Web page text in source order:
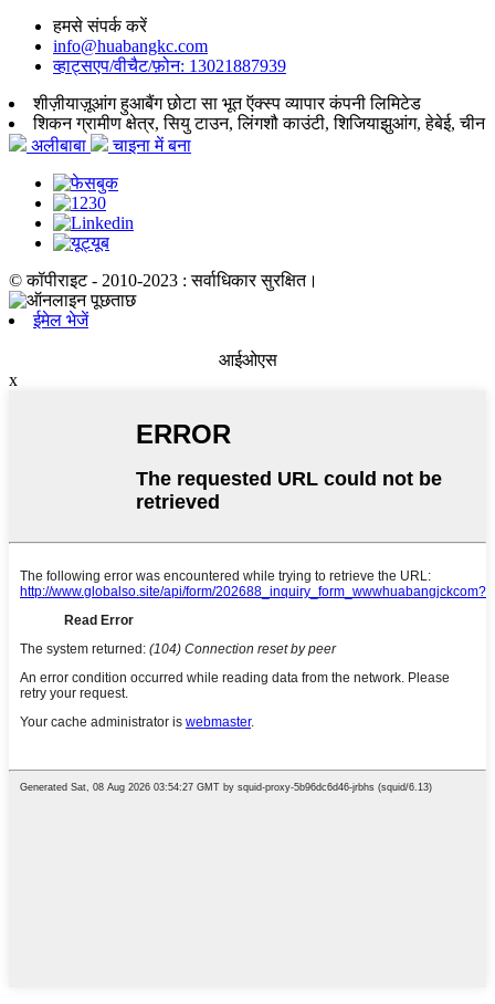
हमसे संपर्क करें
info@huabangkc.com
व्हाट्सएप/वीचैट/फ़ोन: 13021887939
शीज़ीयाज़ूआंग हुआबैंग छोटा सा भूत ऍक्स्प व्यापार कंपनी लिमिटेड
शिकन ग्रामीण क्षेत्र, सियु टाउन, लिंगशौ काउंटी, शिजियाझुआंग, हेबेई, चीन
अलीबाबा
चाइना में बना
© कॉपीराइट - 2010-2023 : सर्वाधिकार सुरक्षित।
ईमेल भेजें
आईओएस
x